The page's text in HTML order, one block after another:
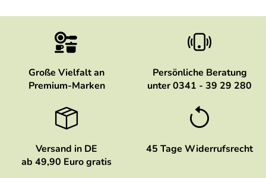
Große Vielfalt an
Premium-Marken
Persönliche Beratung
unter 0341 - 39 29 280
Versand in DE
ab 49,90 Euro gratis
45 Tage Widerrufsrecht